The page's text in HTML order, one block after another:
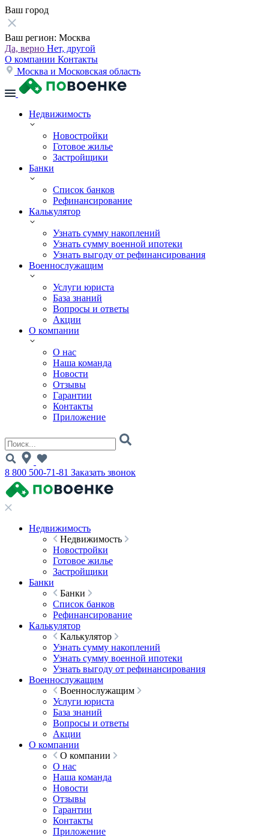
Ваш город
Ваш регион: Москва
Да, верно Нет, другой
О компании Контакты
Москва и Московская область
Недвижимость
Новостройки
Готовое жилье
Застройщики
Банки
Список банков
Рефинансирование
Калькулятор
Узнать сумму накоплений
Узнать сумму военной ипотеки
Узнать выгоду от рефинансирования
Военнослужащим
Услуги юриста
База знаний
Вопросы и ответы
Акции
О компании
О нас
Наша команда
Новости
Отзывы
Гарантии
Контакты
Приложение
8 800 500-71-81 Заказать звонок
Недвижимость
Недвижимость
Новостройки
Готовое жилье
Застройщики
Банки
Банки
Список банков
Рефинансирование
Калькулятор
Калькулятор
Узнать сумму накоплений
Узнать сумму военной ипотеки
Узнать выгоду от рефинансирования
Военнослужащим
Военнослужащим
Услуги юриста
База знаний
Вопросы и ответы
Акции
О компании
О компании
О нас
Наша команда
Новости
Отзывы
Гарантии
Контакты
Приложение